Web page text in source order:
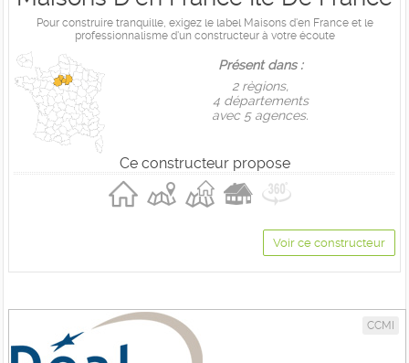
Pour construire tranquille, exigez le label Maisons d'en France et le
professionnalisme d'un constructeur à votre écoute
Présent dans :
2 règions,
4 départements
avec 5 agences.
Ce constructeur propose
Voir ce constructeur
CCMI